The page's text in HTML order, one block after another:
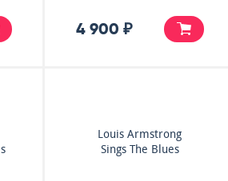
4 900 ₽
Louis Armstrong
Sings The Blues